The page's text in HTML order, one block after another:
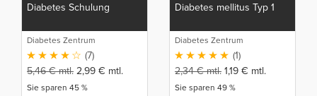
Diabetes Schulung
Diabetes Zentrum
Mergentheim
(7)
5,46€mtl. 2,99 € mtl.
Sie sparen 45 %
Diabetes mellitus Typ 1
Diabetes Zentrum
Mergentheim
(1)
2,34€mtl. 1,19 € mtl.
Sie sparen 49 %